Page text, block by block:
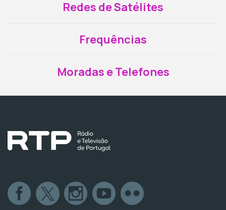
Redes de Satélites
Frequências
Moradas e Telefones